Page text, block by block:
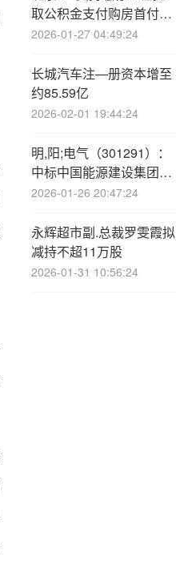
取公积金支付购房首付款
的同时申请公积金贷款
2026-01-27 04:49:24
长城汽车注—册资本增至
约85.59亿
2026-02-01 19:44:24
明,阳;电气（301291）：
中标中国能源建设集团广
东火电工程有限公司采购
万元
2026-01-26 20:47:24
永辉超市副.总裁罗雯霞拟
减持不超11万股
2026-01-31 10:56:24